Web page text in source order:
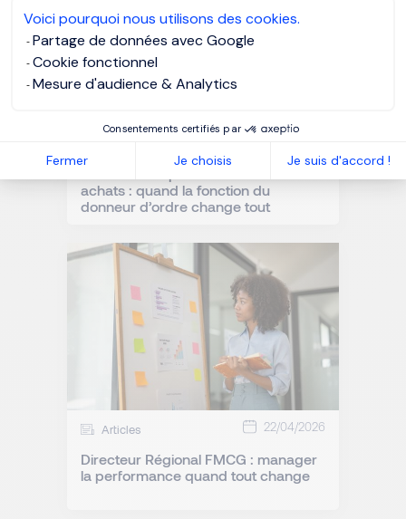
Voici pourquoi nous utilisons des cookies.
Partage de données avec Google
Cookie fonctionnel
Mesure d'audience & Analytics
Consentements certifiés par
Fermer Je choisis Je suis d'accord !
achats : quand la fonction du
donneur d’ordre change tout
Articles 22/04/2026
Directeur Régional FMCG : manager
la performance quand tout change